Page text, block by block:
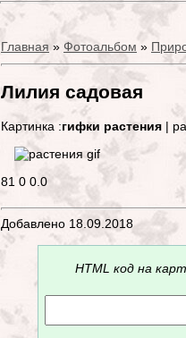
Главная » Фотоальбом »
Лилия садовая
Картинка :гифки растения |
81 0 0.0
Добавлено 18.09.2018
HTML код на